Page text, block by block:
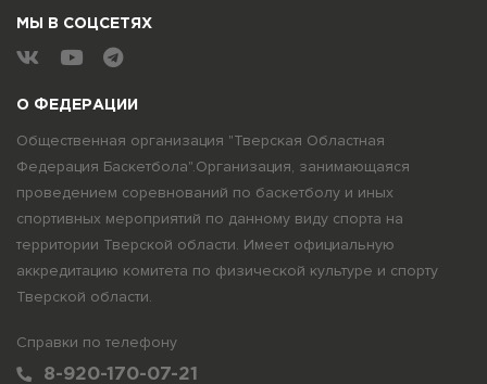
О ФЕДЕРАЦИИ
Общественная организация "Тверская Областная
Федерация Баскетбола".Организация, занимающаяся
проведением соревнований по баскетболу и иных
спортивных мероприятий по данному виду спорта на
территории Тверской области. Имеет официальную
аккредитацию комитета по физической культуре и спорту
Тверской области.
Справки по телефону
8-920-170-07-21
МЫ В СОЦСЕТЯХ